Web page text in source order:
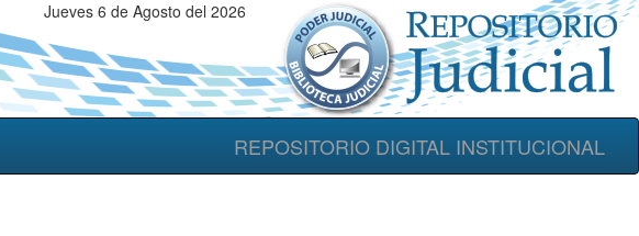
Jueves 6 de Agosto del 2026
REPOSITORIO DIGITAL INSTITUCIONAL